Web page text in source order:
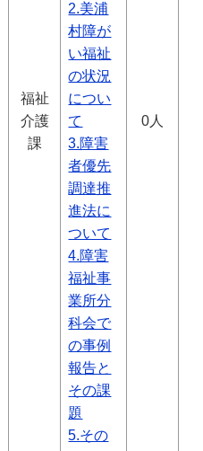
福祉
介護
課
2.美浦
村障が
い福祉
の状況
につい
て
3.障害
者優先
調達推
進法に
ついて
4.障害
福祉事
業所分
科会で
の事例
報告と
その課
題
5.その
0人